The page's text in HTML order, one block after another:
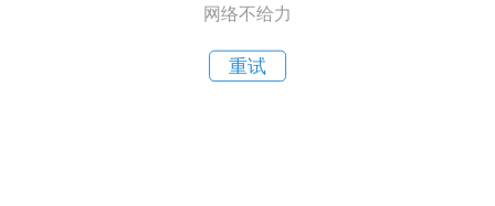
网络不给力
重试